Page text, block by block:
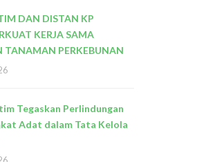
DAN DISTAN KP
KERJA SAMA
TANAMAN PERKEBUNAN
Tegaskan Perlindungan
Adat dalam Tata Kelola